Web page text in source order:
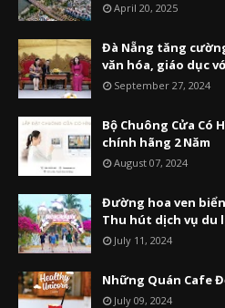
April 20, 2025
Đà Nẵng tăng
văn hóa, giáo dục
September 27, 2024
Bộ Chuông Cửa Có
chính hãng 2 Năm
August 07, 2024
Đường hoa ven
Thu hút dịch vụ du
July 11, 2024
Những Quán Cafe
July 09, 2024